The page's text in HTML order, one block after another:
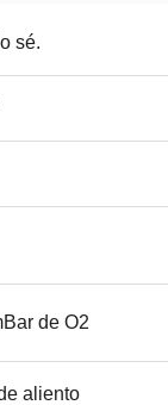
sé.
de O2
aliento